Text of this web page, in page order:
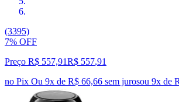
(3395)
7% OFF
Preço R$ 557,91R$ 557,91
no Pix Ou 9x de R$ 66,66 sem jurosou 9x de